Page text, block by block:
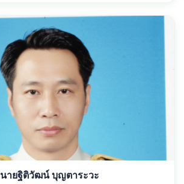
นายฐิติวัฒน์ บุญตาระวะ